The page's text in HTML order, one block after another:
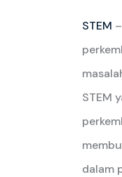
STEM
STEM
dalam